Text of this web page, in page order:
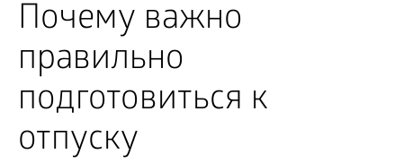
Почему важно
правильно
подготовиться к
отпуску